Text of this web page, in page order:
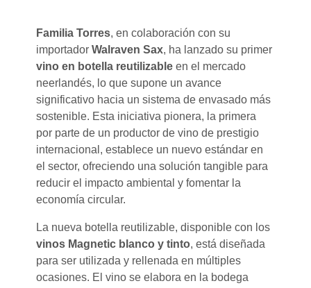
Familia Torres, en colaboración con su
importadorWalraven Sax, ha lanzado su primer
vino en botella reutilizableen el mercado
neerlandés, lo que supone un avance
significativo hacia un sistema de envasado más
sostenible. Esta iniciativa pionera, la primera
por parte de un productor de vino de prestigio
internacional, establece un nuevo estándar en
el sector, ofreciendo una solución tangible para
reducir el impacto ambiental y fomentar la
economía circular.
La nueva botella reutilizable, disponible con los
vinos Magnetic blanco y tinto, está diseñada
para ser utilizada y rellenada en múltiples
ocasiones. El vino se elabora en la bodega